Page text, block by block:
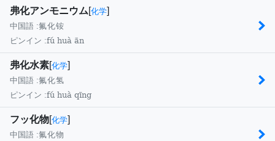
弗化アンモニウム[化学]
中国語 :氟化铵
ピンイン :fú huà ān
弗化水素[化学]
中国語 :氟化氢
ピンイン :fú huà qīng
フッ化物[化学]
中国語 :氟化物